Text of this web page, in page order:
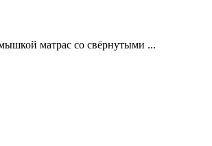
матрас со свёрнутыми ...